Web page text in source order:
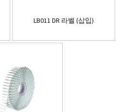
LB011 DR 라벨 (삽입)